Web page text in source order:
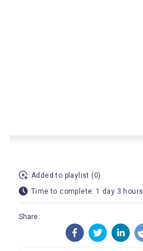
Added to playlist (0)
Time to complete: 1 day 3 hours
Share: